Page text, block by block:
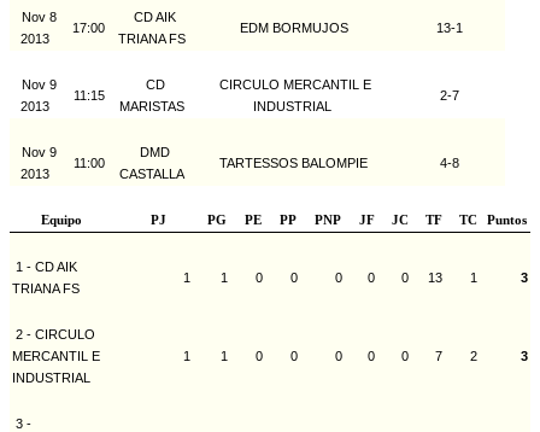
Nov 8
2013
17:00
CD AIK
TRIANA FS
EDM BORMUJOS 13-1
Nov 9
2013
11:15
CD
MARISTAS
CIRCULO MERCANTIL E
INDUSTRIAL
2-7
Nov 9
2013
11:00
DMD
CASTALLA
TARTESSOS BALOMPIE 4-8
Equipo PJ PG PE PP PNP JF JC TF TC Puntos
1 - CD AIK
TRIANA FS
1 1 0 0 0 0 0 13 1 3
2 - CIRCULO
MERCANTIL E
INDUSTRIAL
1 1 0 0 0 0 0 7 2 3
3 -